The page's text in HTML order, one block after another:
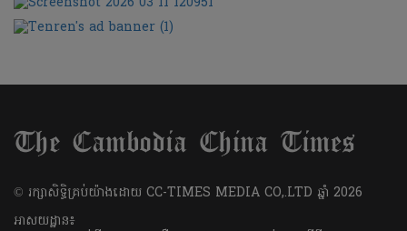
​© រក្សា​សិទ្ធិ​គ្រប់​យ៉ាង​ដោយ​ CC-TIMES MEDIA CO,.LTD ឆ្នាំ​ 2026
អាសយដ្ឋាន៖